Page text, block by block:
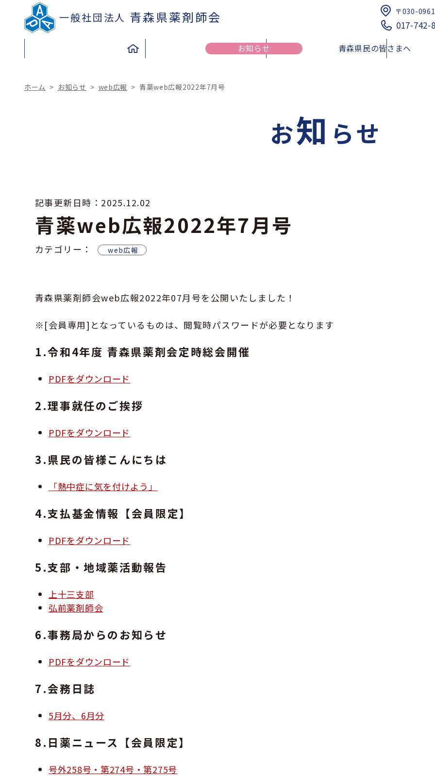
一般社団法人 青森県薬剤師会
お知らせ 青森県民の皆さまへ
TO THE PEOPLE
健康介護まちかど相談薬局
薬品提供体制に関する
リスト
GOGO健活！マモルさんリターン
TO THE PHARMACIST
017-742-
〒030-0961
ホーム > お知らせ > web広報 > 青薬web広報2022年7月号
お知 らせ
記事更新日時： 2025.12.02
青薬web広報2022年7月号
カテゴリー： web広報
青森県薬剤師会web広報2022年07月号を公開いたしました！
※[会員専用]となっているものは、閲覧時パスワードが必要となります
1.令和4年度 青森県薬剤会定時総会開催
PDFをダウンロード
2.理事就任のご挨拶
PDFをダウンロード
3.県民の皆様こんにちは
「熱中症に気を付けよう」
4.支払基金情報【会員限定】
PDFをダウンロード
5.支部・地域薬活動報告
上十三支部
弘前薬剤師会
6.事務局からのお知らせ
PDFをダウンロード
7.会務日誌
5月分、6月分
8.日薬ニュース【会員限定】
号外258号・第274号・第275号